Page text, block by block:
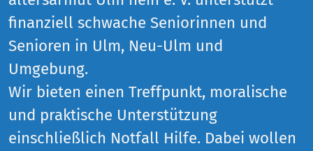
finanziell schwache Seniorinnen und
Senioren in Ulm, Neu-Ulm und
Umgebung.
Wir bieten einen Treffpunkt, moralische
und praktische Unterstützung
einschließlich Notfall Hilfe. Dabei wollen